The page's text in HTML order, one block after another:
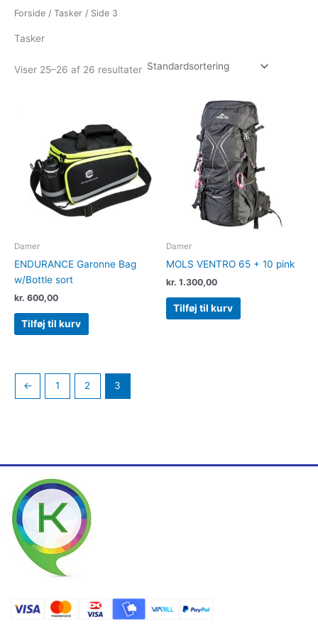
Forside / Tasker / Side 3
Tasker
Viser 25–26 af 26 resultater
Damer
ENDURANCE Garonne Bag
w/Bottle sort
kr. 600,00
Tilføj til kurv
Damer
MOLS VENTRO 65 + 10 pink
kr. 1.300,00
Tilføj til kurv
← 1 2 3